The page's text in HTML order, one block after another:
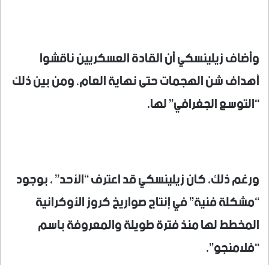
وأضاف زيلينسكي أن القادة العسكريين ناقشوا
أهداف شن الهجمات حتى نهاية العام، ومن بين ذلك
“التوسع الجغرافي” لها.
ورغم ذلك، كان زيلينسكي قد اعترف “الأحد” ، بوجود
“مشكلة فنية” في إنتاج صواريخ كروز الأوكرانية
المخطط لها منذ فترة طويلة والمعروفة باسم
“فلامنجو”.